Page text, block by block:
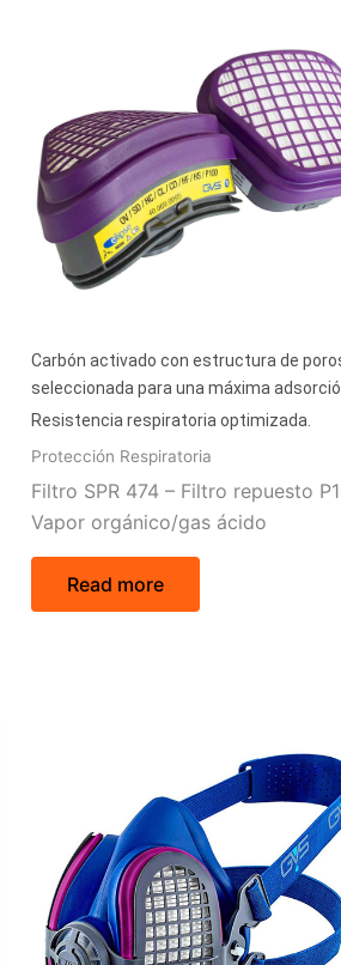
Carbón activado con estructura de
seleccionada para una máxima
Resistencia respiratoria optimizada.
Protección Respiratoria
Filtro SPR 474 – Filtro repuesto
Vapor orgánico/gas ácido
Read more